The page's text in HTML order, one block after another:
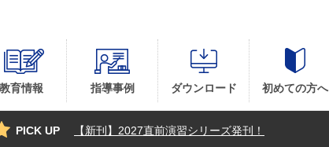
教育情報 指導事例 ダウンロード 初めての方へ
PICK UP 【新刊】2027直前演習シリーズ発刊！